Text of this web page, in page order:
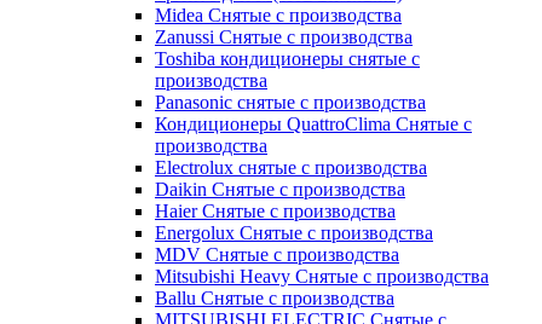
Midea Снятые с производства
Zanussi Снятые с производства
Toshiba кондиционеры снятые с
производства
Panasonic снятые с производства
Кондиционеры QuattroClima Снятые с
производства
Electrolux снятые с производства
Daikin Снятые с производства
Haier Снятые с производства
Energolux Снятые с производства
MDV Снятые с производства
Mitsubishi Heavy Снятые с производства
Ballu Снятые с производства
MITSUBISHI ELECTRIC Снятые с